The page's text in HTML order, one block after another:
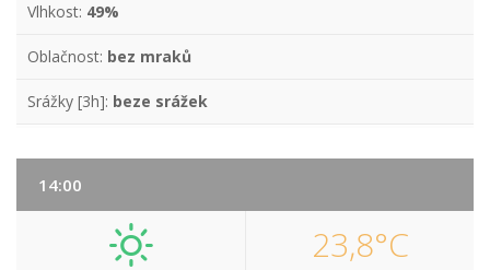
Vlhkost: 49%
Oblačnost: bez mraků
Srážky [3h]: beze srážek
14:00
23,8°C